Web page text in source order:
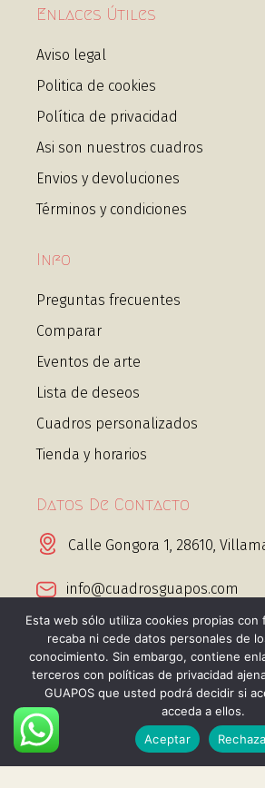
Enlaces Útiles
Aviso legal
Politica de cookies
Política de privacidad
Asi son nuestros cuadros
Envios y devoluciones
Términos y condiciones
Info
Preguntas frecuentes
Comparar
Eventos de arte
Lista de deseos
Cuadros personalizados
Tienda y horarios
Datos De Contacto
Calle Gongora 1, 28610,
info@cuadrosguapos.com
+34 656 443 995 Whatsapp
@2025 Cuadros guapos. Todos
reservados
Esta web sólo utiliza cookies propias con
recaba ni cede datos personales de
conocimiento. Sin embargo, contiene
terceros con políticas de privacidad
GUAPOS que usted podrá decidir si
acceda a ellos.
Aceptar